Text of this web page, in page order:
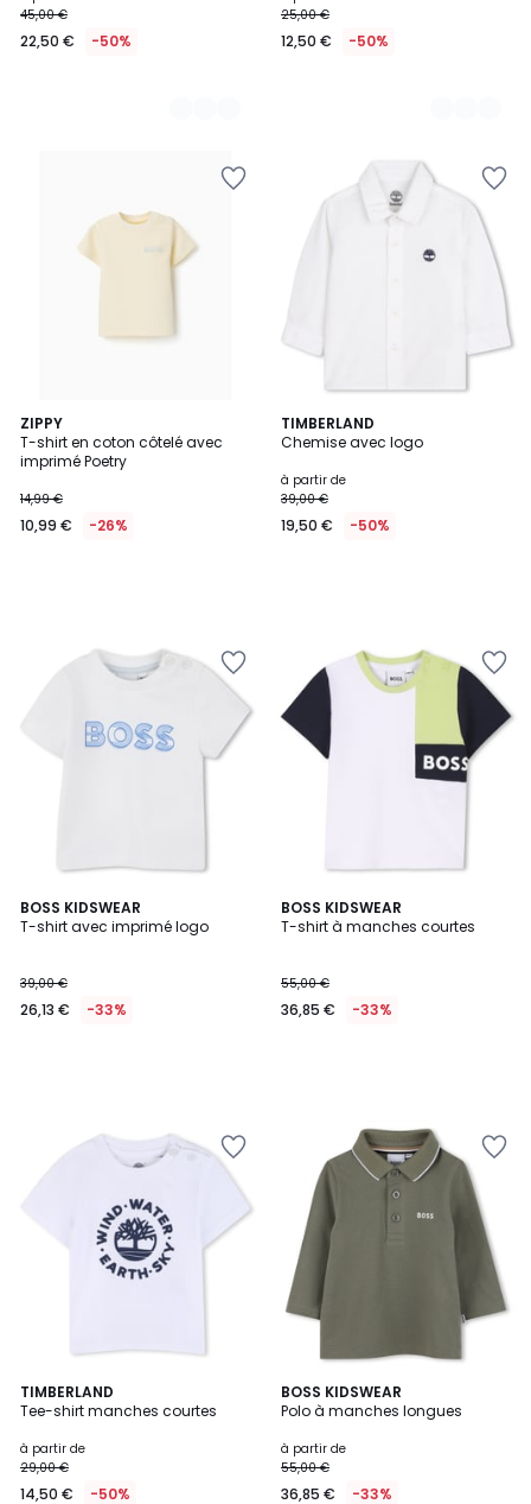
45,00 €
22,50 € -50%
25,00 €
12,50 € -50%
ZIPPY
T-shirt en coton côtelé avec
imprimé Poetry
14,99 €
10,99 € -26%
TIMBERLAND
Chemise avec logo
à partir de
39,00 €
19,50 € -50%
BOSS KIDSWEAR
T-shirt avec imprimé logo
39,00 €
26,13 € -33%
BOSS KIDSWEAR
T-shirt à manches courtes
55,00 €
36,85 € -33%
TIMBERLAND
Tee-shirt manches courtes
à partir de
29,00 €
14,50 € -50%
2
Couleurs
BOSS KIDSWEAR
Polo à manches longues
à partir de
55,00 €
36,85 € -33%
2
Couleurs